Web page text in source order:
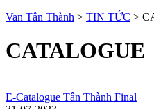
Van Tân Thành > TIN TỨC >
CATALOGUE
E-Catalogue Tân Thành Final